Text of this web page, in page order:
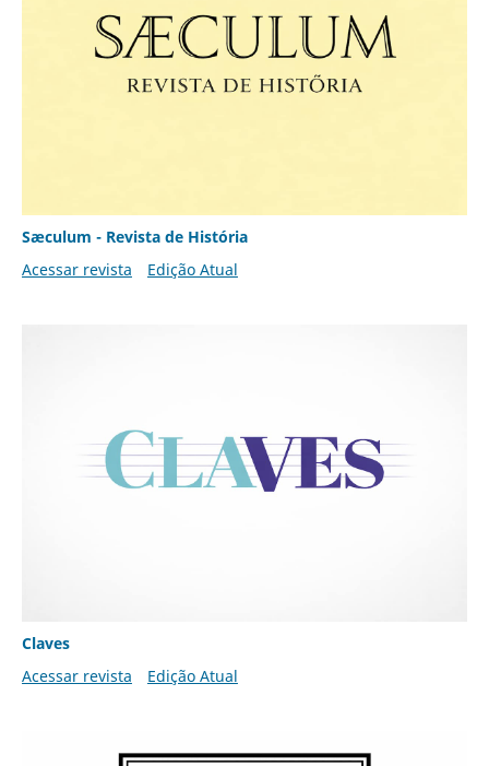
Sæculum - Revista de História
Acessar revista
Edição Atual
Claves
Acessar revista
Edição Atual